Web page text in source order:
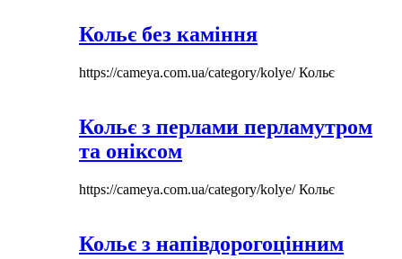
Кольє без каміння
https://cameya.com.ua/category/kolye/Кольє
Кольє з перлами перламутром
та оніксом
https://cameya.com.ua/category/kolye/Кольє
Кольє з напівдорогоцінним